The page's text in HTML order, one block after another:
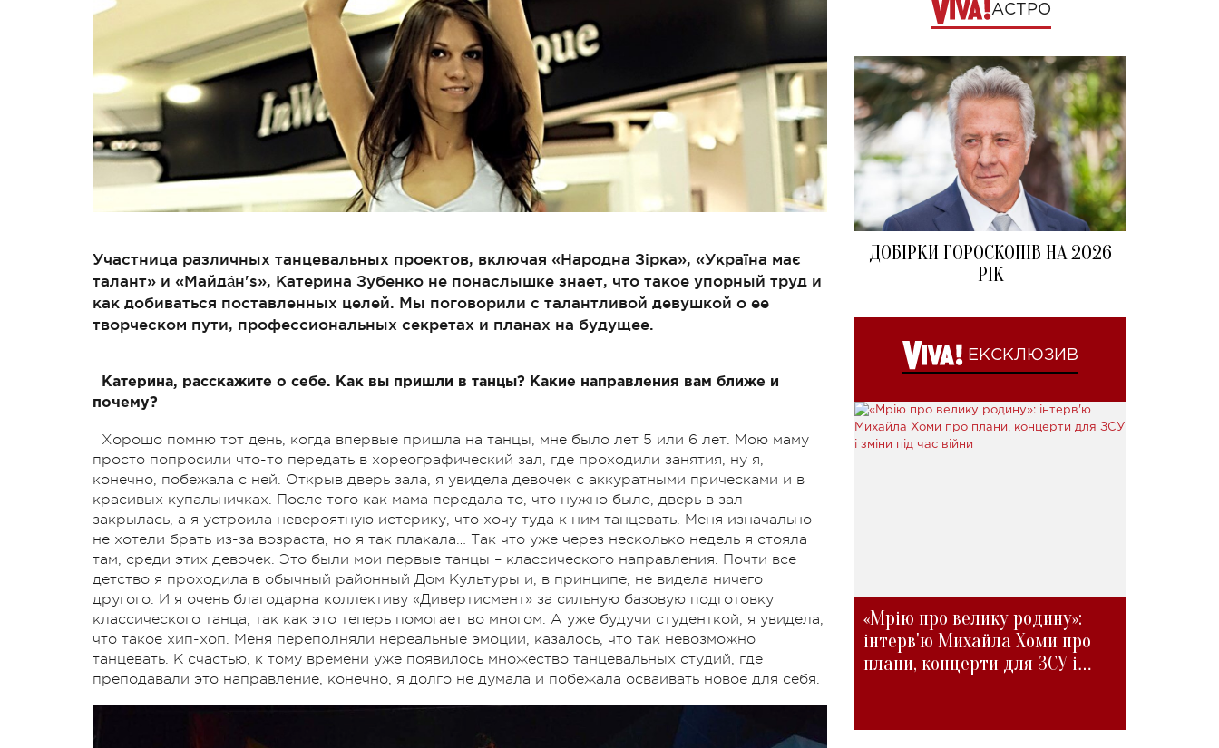
Участница различных танцевальных проектов, включая «Народна Зірка», «Україна має
талант» и «Майда́н's», Катерина Зубенко не понаслышке знает, что такое упорный труд и
как добиваться поставленных целей. Мы поговорили с талантливой девушкой о ее
творческом пути, профессиональных секретах и планах на будущее.
Катерина, расскажите о себе. Как вы пришли в танцы? Какие направления вам ближе и
почему?
Хорошо помню тот день, когда впервые пришла на танцы, мне было лет 5 или 6 лет. Мою маму
просто попросили что-то передать в хореографический зал, где проходили занятия, ну я,
конечно, побежала с ней. Открыв дверь зала, я увидела девочек с аккуратными прическами и в
красивых купальничках. После того как мама передала то, что нужно было, дверь в зал
закрылась, а я устроила невероятную истерику, что хочу туда к ним танцевать. Меня изначально
не хотели брать из-за возраста, но я так плакала… Так что уже через несколько недель я стояла
там, среди этих девочек. Это были мои первые танцы – классического направления. Почти все
детство я проходила в обычный районный Дом Культуры и, в принципе, не видела ничего
другого. И я очень благодарна коллективу «Дивертисмент» за сильную базовую подготовку
классического танца, так как это теперь помогает во многом. А уже будучи студенткой, я увидела,
что такое хип-хоп. Меня переполняли нереальные эмоции, казалось, что так невозможно
танцевать. К счастью, к тому времени уже появилось множество танцевальных студий, где
преподавали это направление, конечно, я долго не думала и побежала осваивать новое для себя.
АСТРО
ДОБІРКИ ГОРОСКОПІВ НА 2026
РІК
ЕКСКЛЮЗИВ
«Мрію про велику родину»:
інтерв'ю Михайла Хоми про
плани, концерти для ЗСУ і